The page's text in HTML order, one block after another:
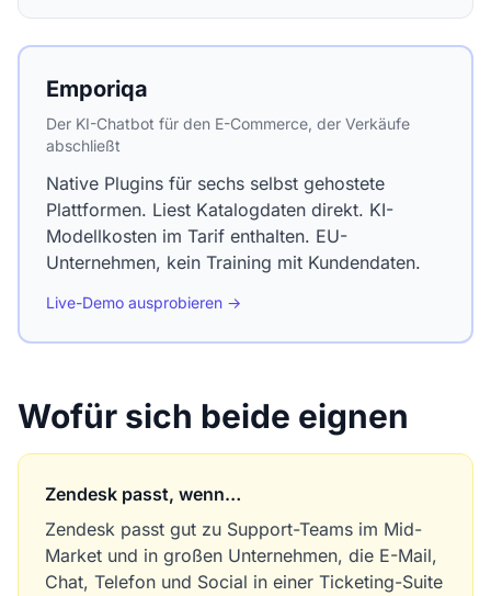
Emporiqa
Der KI-Chatbot für den E-Commerce, der Verkäufe
abschließt
Native Plugins für sechs selbst gehostete
Plattformen. Liest Katalogdaten direkt. KI-
Modellkosten im Tarif enthalten. EU-
Unternehmen, kein Training mit Kundendaten.
Live-Demo ausprobieren →
Wofür sich beide eignen
Zendesk passt, wenn…
Zendesk passt gut zu Support-Teams im Mid-
Market und in großen Unternehmen, die E-Mail,
Chat, Telefon und Social in einer Ticketing-Suite